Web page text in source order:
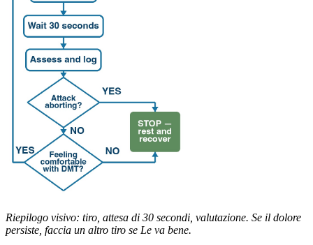
Riepilogo visivo: tiro, attesa di 30 secondi, valutazione. Se il dolore
persiste, faccia un altro tiro se Le va bene.